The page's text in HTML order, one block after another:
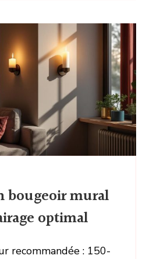
bougeoir mural
optimal
recommandée : 150-